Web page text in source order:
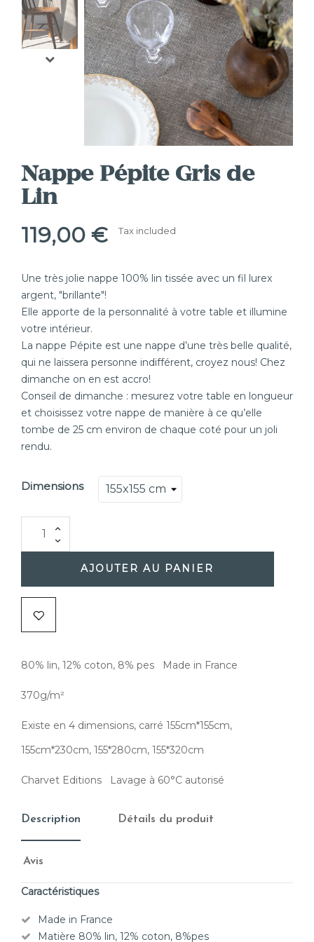
Nappe Pépite Gris de
Lin
119,00 € Tax included
Une très jolie nappe 100% lin tissée avec un fil lurex
argent, "brillante"!
Elle apporte de la personnalité à votre table et illumine
votre intérieur.
La nappe Pépite est une nappe d’une très belle qualité,
qui ne laissera personne indifférent, croyez nous! Chez
dimanche on en est accro!
Conseil de dimanche : mesurez votre table en longueur
et choisissez votre nappe de manière à ce qu’elle
tombe de 25 cm environ de chaque coté pour un joli
rendu.
Dimensions
AJOUTER AU PANIER
80% lin, 12% coton, 8% pes Made in France
370g/m²
Existe en 4 dimensions, carré 155cm*155cm,
155cm*230cm, 155*280cm, 155*320cm
Charvet Editions Lavage à 60°C autorisé
Description Détails du produit
Avis
Caractéristiques
Made in France
Matière 80% lin, 12% coton, 8%pes